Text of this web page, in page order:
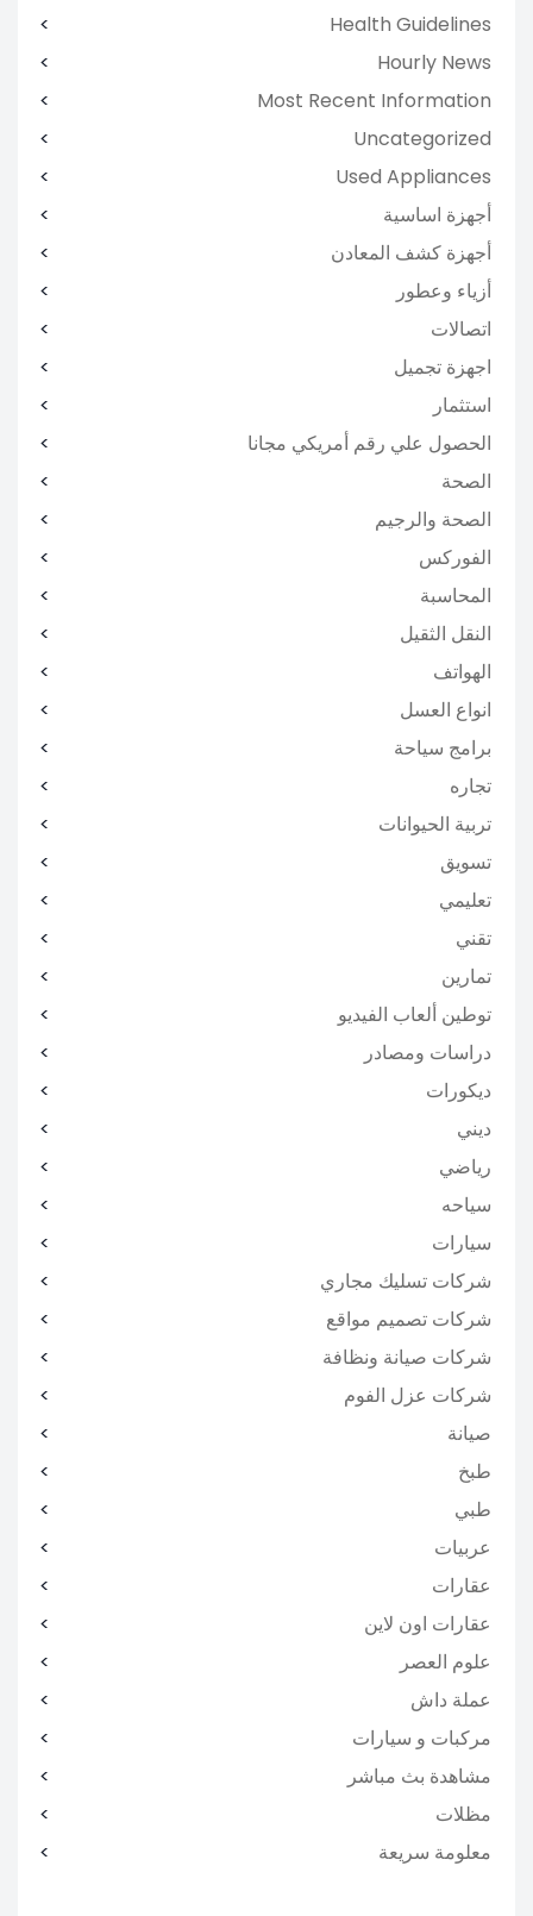
Health Guidelines
Hourly News
Most Recent Information
Uncategorized
Used Appliances
أجهزة اساسية
أجهزة كشف المعادن
أزياء وعطور
اتصالات
اجهزة تجميل
استثمار
الحصول علي رقم أمريكي مجانا
الصحة
الصحة والرجيم
الفوركس
المحاسبة
النقل الثقيل
الهواتف
انواع العسل
برامج سياحة
تجاره
تربية الحيوانات
تسويق
تعليمي
تقني
تمارين
توطين ألعاب الفيديو
دراسات ومصادر
ديكورات
ديني
رياضي
سياحه
سيارات
شركات تسليك مجاري
شركات تصميم مواقع
شركات صيانة ونظافة
شركات عزل الفوم
صيانة
طبخ
طبي
عربيات
عقارات
عقارات اون لاين
علوم العصر
عملة داش
مركبات و سيارات
مشاهدة بث مباشر
مظلات
معلومة سريعة